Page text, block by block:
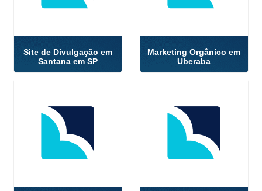
Site de Divulgação em
Santana em SP
Marketing Orgânico em
Uberaba